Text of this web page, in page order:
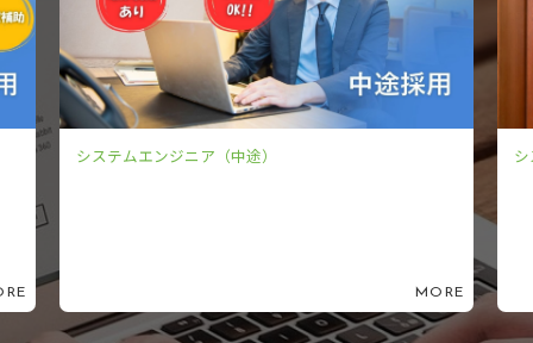
システムエンジニア（新卒）
MORE